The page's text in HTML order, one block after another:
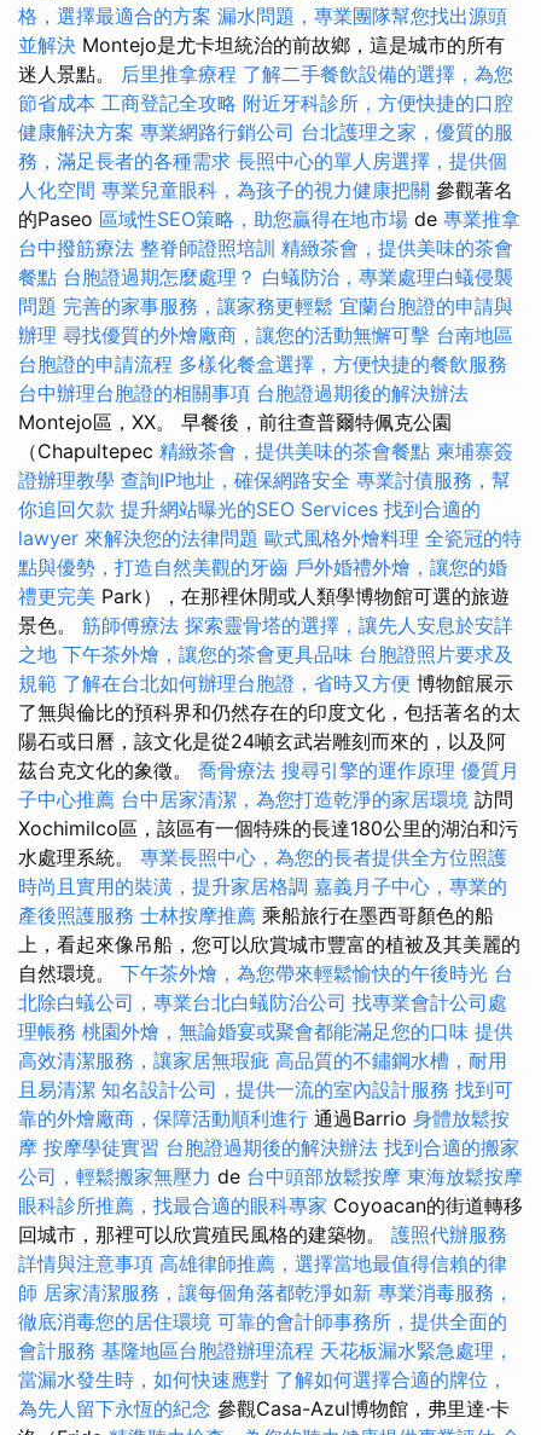
格，選擇最適合的方案 漏水問題，專業團隊幫您找出源頭
並解決 Montejo是尤卡坦統治的前故鄉，這是城市的所有
迷人景點。 后里推拿療程 了解二手餐飲設備的選擇，為您
節省成本 工商登記全攻略 附近牙科診所，方便快捷的口腔
健康解決方案 專業網路行銷公司 台北護理之家，優質的服
務，滿足長者的各種需求 長照中心的單人房選擇，提供個
人化空間 專業兒童眼科，為孩子的視力健康把關 參觀著名
的Paseo 區域性SEO策略，助您贏得在地市場 de 專業推拿
台中撥筋療法 整脊師證照培訓 精緻茶會，提供美味的茶會
餐點 台胞證過期怎麼處理？ 白蟻防治，專業處理白蟻侵襲
問題 完善的家事服務，讓家務更輕鬆 宜蘭台胞證的申請與
辦理 尋找優質的外燴廠商，讓您的活動無懈可擊 台南地區
台胞證的申請流程 多樣化餐盒選擇，方便快捷的餐飲服務
台中辦理台胞證的相關事項 台胞證過期後的解決辦法
Montejo區，XX。 早餐後，前往查普爾特佩克公園
（Chapultepec 精緻茶會，提供美味的茶會餐點 柬埔寨簽
證辦理教學 查詢IP地址，確保網路安全 專業討債服務，幫
你追回欠款 提升網站曝光的SEO Services 找到合適的
lawyer 來解決您的法律問題 歐式風格外燴料理 全瓷冠的特
點與優勢，打造自然美觀的牙齒 戶外婚禮外燴，讓您的婚
禮更完美 Park），在那裡休閒或人類學博物館可選的旅遊
景色。 筋師傅療法 探索靈骨塔的選擇，讓先人安息於安詳
之地 下午茶外燴，讓您的茶會更具品味 台胞證照片要求及
規範 了解在台北如何辦理台胞證，省時又方便 博物館展示
了無與倫比的預科界和仍然存在的印度文化，包括著名的太
陽石或日曆，該文化是從24噸玄武岩雕刻而來的，以及阿
茲台克文化的象徵。 喬骨療法 搜尋引擎的運作原理 優質月
子中心推薦 台中居家清潔，為您打造乾淨的家居環境 訪問
Xochimilco區，該區有一個特殊的長達180公里的湖泊和污
水處理系統。 專業長照中心，為您的長者提供全方位照護
時尚且實用的裝潢，提升家居格調 嘉義月子中心，專業的
產後照護服務 士林按摩推薦 乘船旅行在墨西哥顏色的船
上，看起來像吊船，您可以欣賞城市豐富的植被及其美麗的
自然環境。 下午茶外燴，為您帶來輕鬆愉快的午後時光 台
北除白蟻公司，專業台北白蟻防治公司 找專業會計公司處
理帳務 桃園外燴，無論婚宴或聚會都能滿足您的口味 提供
高效清潔服務，讓家居無瑕疵 高品質的不鏽鋼水槽，耐用
且易清潔 知名設計公司，提供一流的室內設計服務 找到可
靠的外燴廠商，保障活動順利進行 通過Barrio 身體放鬆按
摩 按摩學徒實習 台胞證過期後的解決辦法 找到合適的搬家
公司，輕鬆搬家無壓力 de 台中頭部放鬆按摩 東海放鬆按摩
眼科診所推薦，找最合適的眼科專家 Coyoacan的街道轉移
回城市，那裡可以欣賞殖民風格的建築物。 護照代辦服務
詳情與注意事項 高雄律師推薦，選擇當地最值得信賴的律
師 居家清潔服務，讓每個角落都乾淨如新 專業消毒服務，
徹底消毒您的居住環境 可靠的會計師事務所，提供全面的
會計服務 基隆地區台胞證辦理流程 天花板漏水緊急處理，
當漏水發生時，如何快速應對 了解如何選擇合適的牌位，
為先人留下永恆的紀念 參觀Casa-Azul博物館，弗里達·卡